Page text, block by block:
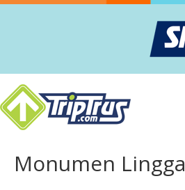
Monumen Lingga